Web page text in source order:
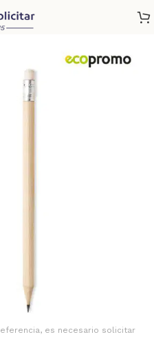
es necesario solicitar